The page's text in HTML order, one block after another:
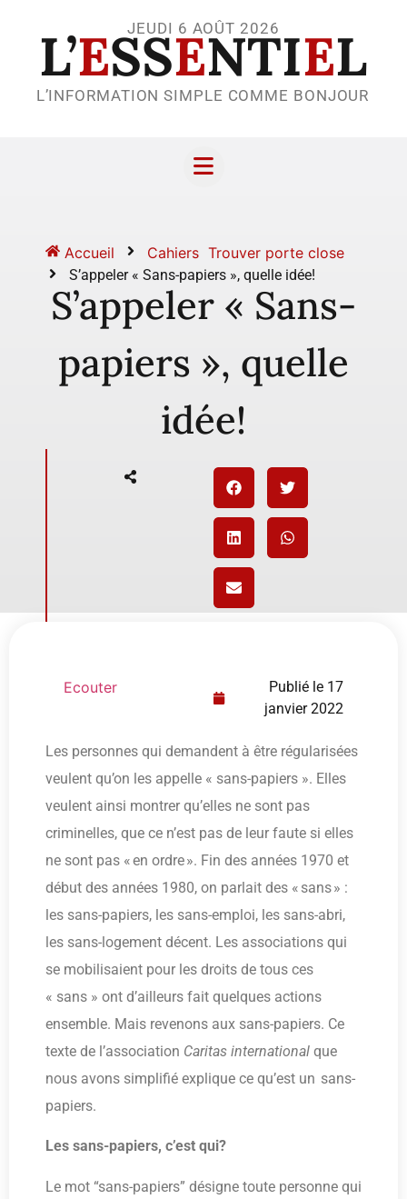
JEUDI 6 AOÛT 2026
L’ESSENTIEL
L’INFORMATION SIMPLE COMME BONJOUR
Accueil Cahiers Trouver porte close
S’appeler « Sans-papiers », quelle idée!
S’appeler « Sans-
papiers », quelle
idée!
Ecouter Publié le 17
janvier 2022
Les personnes qui demandent à être régularisées
veulent qu’on les appelle « sans-papiers ». Elles
veulent ainsi montrer qu’elles ne sont pas
criminelles, que ce n’est pas de leur faute si elles
ne sont pas « en ordre ». Fin des années 1970 et
début des années 1980, on parlait des « sans » :
les sans-papiers, les sans-emploi, les sans-abri,
les sans-logement décent. Les associations qui
se mobilisaient pour les droits de tous ces
« sans » ont d’ailleurs fait quelques actions
ensemble. Mais revenons aux sans-papiers. Ce
texte de l’association Caritas international que
nous avons simplifié explique ce qu’est un sans-
papiers.
Les sans-papiers, c’est qui?
Le mot “sans-papiers” désigne toute personne qui